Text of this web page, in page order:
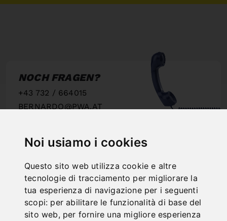
Noi usiamo i cookies
Questo sito web utilizza cookie e altre
tecnologie di tracciamento per migliorare la
tua esperienza di navigazione per i seguenti
scopi: per abilitare le funzionalità di base del
sito web, per fornire una migliore esperienza
NOCH FRAGEN?
+43 732 / 664015
BERNARDO@PWA.AT
SCHNELLE
LIEFERUNG